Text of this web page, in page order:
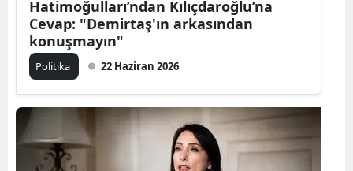
Hatimoğulları’ndan Kılıçdaroğlu’na
Cevap: "Demirtaş'ın arkasından
konuşmayın"
Politika 22 Haziran 2026